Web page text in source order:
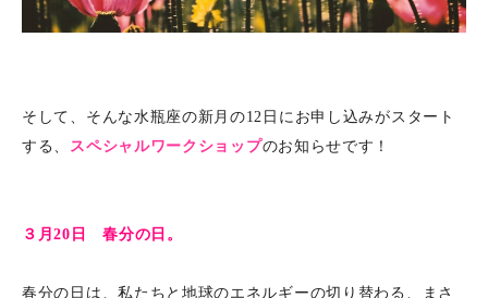
そして、そんな水瓶座の新月の12日にお申し込みがスタート
する、 スペシャルワークショップのお知らせです！
３月20日 春分の日。
春分の日は、私たちと地球のエネルギーの切り替わる、まさ